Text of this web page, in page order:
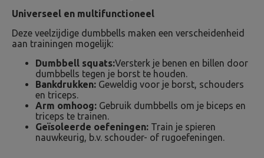
Universeel en multifunctioneel
Deze veelzijdige dumbbells maken een verscheidenheid
aan trainingen mogelijk:
Dumbbell squats:Versterk je benen en billen door
dumbbells tegen je borst te houden.
Bankdrukken: Geweldig voor je borst, schouders
en triceps.
Arm omhoog: Gebruik dumbbells om je biceps en
triceps te trainen.
Geïsoleerde oefeningen: Train je spieren
nauwkeurig, b.v. schouder- of rugoefeningen.